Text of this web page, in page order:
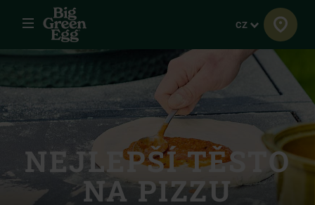
Menu Jazyk
CZ
NEJLEPŠÍ TĚSTO
NA PIZZU